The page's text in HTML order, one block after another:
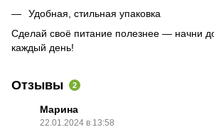
Удобная, стильная упаковка
Сделай своё питание полезнее — начни
каждый день!
Отзывы 2
Марина
22.01.2024 в 13:58